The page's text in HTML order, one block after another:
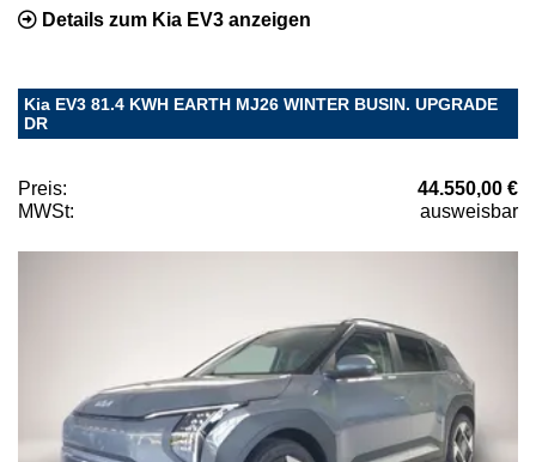
Details zum Kia EV3 anzeigen
Kia EV3 81.4 KWH EARTH MJ26 WINTER BUSIN. UPGRADE
DR
Preis:
44.550,00 €
MWSt:
ausweisbar